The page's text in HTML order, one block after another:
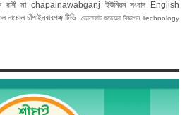
রানী মা chapainawabganj ইউনিয়ন সংবাদ
English
নাচোল চাঁপাইনবাবগঞ্জ টিভি ভোলাহাট শুভেচ্ছা বিজ্ঞাপন Technology